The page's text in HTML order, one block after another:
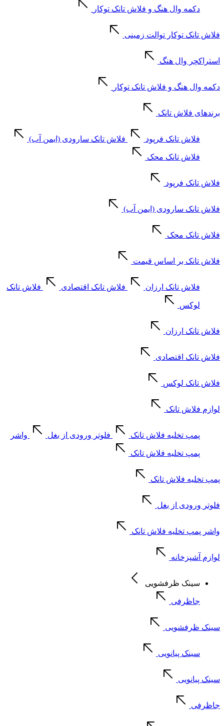
دکمه وال هنگ و فلاش تانک توکار
فلاش تانک توکار توالت زمینی
استراکچر وال هنگ
دکمه وال هنگ و فلاش تانک توکار
برندهای فلاش تانک
فلاش تانک فرپود فلاش تانک سارودی (ایمن آب)
فلاش تانک محک
فلاش تانک فرپود
فلاش تانک سارودی (ایمن آب)
فلاش تانک محک
فلاش تانک بر اساس قیمت
فلاش تانک ارزان فلاش تانک اقتصادی فلاش تانک
لوکس
فلاش تانک ارزان
فلاش تانک اقتصادی
فلاش تانک لوکس
لوازم فلاش تانک
پمپ تخلیه فلاش تانک فلوتر ورودی از بغل واشر
پمپ تخلیه فلاش تانک
پمپ تخلیه فلاش تانک
فلوتر ورودی از بغل
واشر پمپ تخلیه فلاش تانک
لوازم آشپزخانه
سینک ظرفشویی
جاظرفی
سینک ظرفشویی
سینک پیانویی
سینک پیانویی
جاظرفی